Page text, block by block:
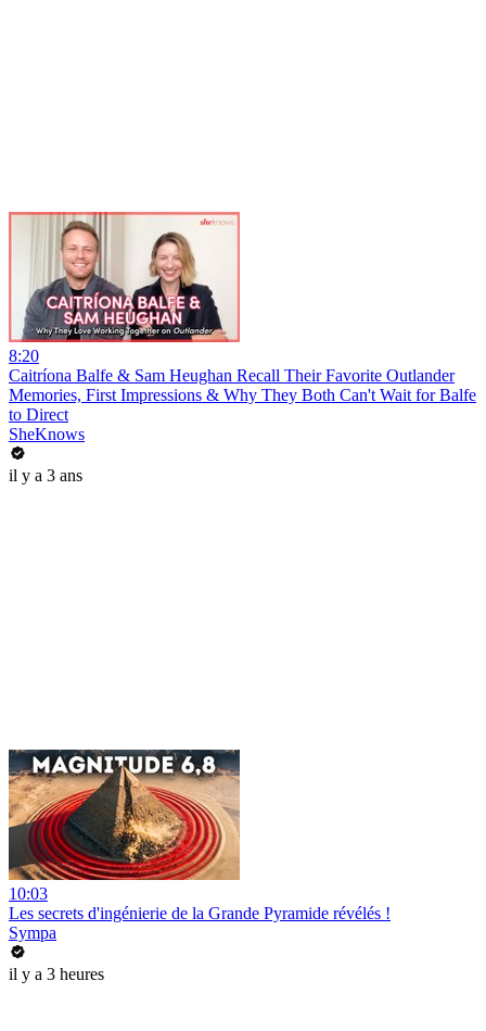
8:20
Caitríona Balfe & Sam Heughan Recall Their Favorite Outlander
Memories, First Impressions & Why They Both Can't Wait for Balfe
to Direct
SheKnows
il y a 3 ans
10:03
Les secrets d'ingénierie de la Grande Pyramide révélés !
Sympa
il y a 3 heures